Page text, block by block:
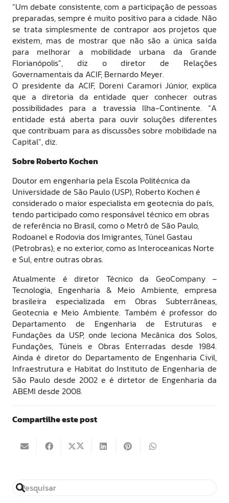
“Um debate consistente, com a participação de pessoas
preparadas, sempre é muito positivo para a cidade. Não
se trata simplesmente de contrapor aos projetos que
existem, mas de mostrar que não são a única saída
para melhorar a mobilidade urbana da Grande
Florianópolis”, diz o diretor de Relações
Governamentais da ACIF, Bernardo Meyer.
O presidente da ACIF, Doreni Caramori Júnior, explica
que a diretoria da entidade quer conhecer outras
possibilidades para a travessia Ilha-Continente. “A
entidade está aberta para ouvir soluções diferentes
que contribuam para as discussões sobre mobilidade na
Capital”, diz.
Sobre Roberto Kochen
Doutor em engenharia pela Escola Politécnica da
Universidade de São Paulo (USP), Roberto Kochen é
considerado o maior especialista em geotecnia do país,
tendo participado como responsável técnico em obras
de referência no Brasil, como o Metrô de São Paulo,
Rodoanel e Rodovia dos Imigrantes, Túnel Gastau
(Petrobras); e no exterior, como as Interoceanicas Norte
e Sul, entre outras obras.
Atualmente é diretor Técnico da GeoCompany –
Tecnologia, Engenharia & Meio Ambiente, empresa
brasileira especializada em Obras Subterrâneas,
Geotecnia e Meio Ambiente. Também é professor do
Departamento de Engenharia de Estruturas e
Fundações da USP, onde leciona Mecânica dos Solos,
Fundações, Túneis e Obras Enterradas desde 1984.
Ainda é diretor do Departamento de Engenharia Civil,
Infraestrutura e Habitat do Instituto de Engenharia de
São Paulo desde 2002 e é dirtetor de Engenharia da
ABEMI desde 2008.
Compartilhe este post